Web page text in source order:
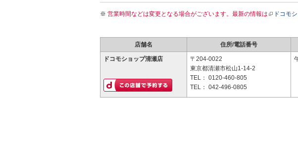
営業時間などは変更となる場合がございます。最新の情報は ドコモ
店舗名 住所/電話番号
ドコモショップ清瀬店
〒204-0022
東京都清瀬市松山1-14-2
TEL： 0120-460-805
TEL： 042-496-0805